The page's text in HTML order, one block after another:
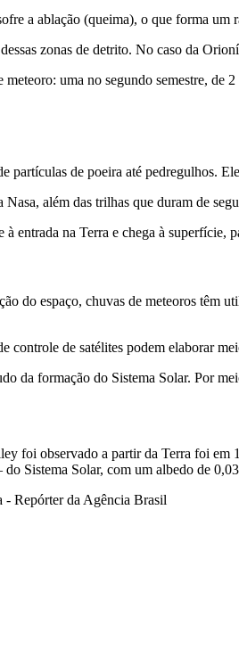
a ablação (queima), o que forma
zonas de detrito. No caso da
uma no segundo semestre,
partículas de poeira até pedregulhos.
além das trilhas que duram de
entrada na Terra e chega à superfície,
do espaço, chuvas de meteoros
controle de satélites podem elaborar
da formação do Sistema Solar. Por
foi observado a partir da Terra foi
Sistema Solar, com um albedo de
- Repórter da Agência Brasil